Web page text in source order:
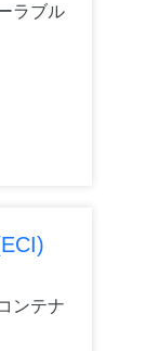
ラブル
ンテナ